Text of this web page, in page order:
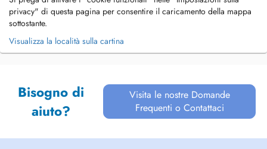
privacy" di questa pagina per consentire il caricamento della mappa
sottostante.
Visualizza la località sulla cartina
Bisogno di
aiuto?
Visita le nostre Domande
Frequenti o Contattaci